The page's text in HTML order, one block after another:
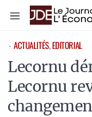
Menu
⋅ ACTUALITÉS, EDITORIAL
Lecornu
Lecornu